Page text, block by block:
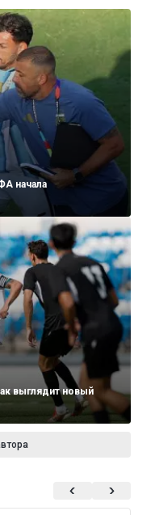
начала
выглядит новый